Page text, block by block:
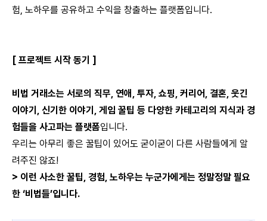
험, 노하우를 공유하고 수익을 창출하는 플랫폼입니다.
[ 프로젝트 시작 동기 ]
비법 거래소는 서로의 직무, 연애, 투자, 쇼핑, 커리어, 결혼, 웃긴
이야기, 신기한 이야기, 게임 꿀팁 등 다양한 카테고리의 지식과 경
험들을 사고파는 플랫폼입니다.
우리는 아무리 좋은 꿀팁이 있어도 굳이굳이 다른 사람들에게 알
려주진 않죠!
> 이런 사소한 꿀팁, 경험, 노하우는 누군가에게는 정말정말 필요
한 ‘비법들’입니다.